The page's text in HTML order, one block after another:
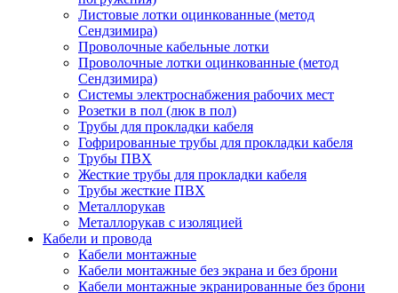
Листовые лотки оцинкованные (метод
Сендзимира)
Проволочные кабельные лотки
Проволочные лотки оцинкованные (метод
Сендзимира)
Системы электроснабжения рабочих мест
Розетки в пол (люк в пол)
Трубы для прокладки кабеля
Гофрированные трубы для прокладки кабеля
Трубы ПВХ
Жесткие трубы для прокладки кабеля
Трубы жесткие ПВХ
Металлорукав
Металлорукав с изоляцией
Кабели и провода
Кабели монтажные
Кабели монтажные без экрана и без брони
Кабели монтажные экранированные без брони